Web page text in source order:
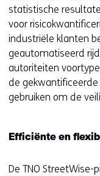
statistische
voor
industriële klanten
geautomatiseerd
autoriteiten
de gekwantificeerde
gebruiken om de
Efficiënte en
De TNO